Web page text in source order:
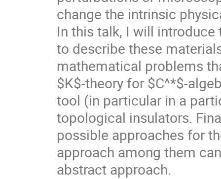
change the intrinsic
In this talk, I will
to describe these
mathematical problems
$K$-theory for $C^*$-
tool (in particular in a
topological insulators.
possible approaches for
approach among them
abstract approach.